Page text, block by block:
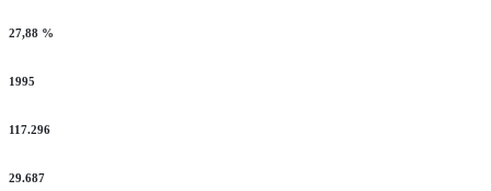
27,88 %
1995
117.296
29.687